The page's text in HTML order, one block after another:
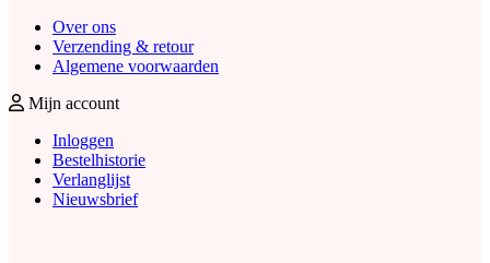
Over ons
Verzending & retour
Algemene voorwaarden
Mijn account
Inloggen
Bestelhistorie
Verlanglijst
Nieuwsbrief